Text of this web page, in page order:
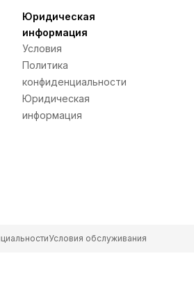
Юридическая
информация
Условия
Политика
конфиденциальности
Юридическая
информация
Условия обслуживания